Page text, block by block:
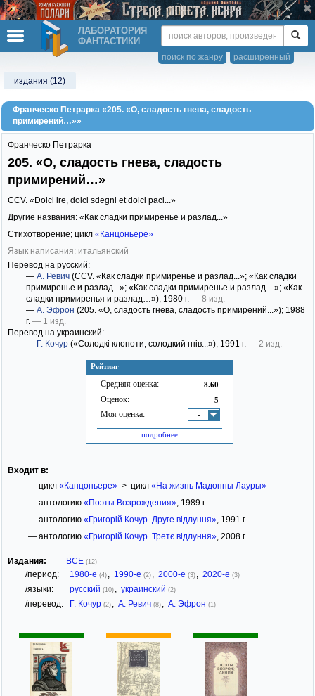
ЛАБОРАТОРИЯ
ФАНТАСТИКИ
расширенный
поиск по жанру
издания (12)
Франческо Петрарка «205. «О, сладость гнева, сладость
примирений…»»
Рейтинг
Средняя оценка: 8.60
Оценок: 5
Моя оценка: -
подробнее
Франческо Петрарка
205. «О, сладость гнева, сладость
примирений…»
CCV. «Dolci ire, dolci sdegni et dolci paci...»
Другие названия: «Как сладки примиренье и разлад...»
Стихотворение; цикл «Канцоньере»
Язык написания: итальянский
Перевод на русский:
— А. Ревич (CCV. «Как сладки примиренье и разлад...»; «Как сладки
примиренье и разлад...»; «Как сладки примиренье и разлад…»; «Как
сладки примиренья и разлад…»); 1980 г. — 8 изд.
— А. Эфрон (205. «О, сладость гнева, сладость примирений...»); 1988
г. — 1 изд.
Перевод на украинский:
— Г. Кочур («Солодкі клопоти, солодкий гнів...»); 1991 г. — 2 изд.
Входит в:
— цикл «Канцоньере»> цикл «На жизнь Мадонны Лауры»
— антологию «Поэты Возрождения», 1989 г.
— антологию «Григорій Кочур. Друге відлуння», 1991 г.
— антологию «Григорій Кочур. Третє відлуння», 2008 г.
Издания: ВСЕ (12)
/период: 1980-е (4) 1990-е (2) 2000-е (3) 2020-е (3)
/языки: русский (10) украинский (2)
/перевод: Г. Кочур (2) А. Ревич (8) А. Эфрон (1)